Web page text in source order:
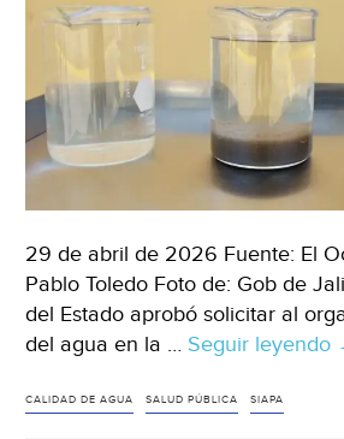
29 de abril de 2026 Fuente: El
Pablo Toledo Foto de: Gob de
del Estado aprobó solicitar al
del agua en la … Seguir leyendo
CALIDAD DE AGUA SALUD PÚBLICA SIAPA